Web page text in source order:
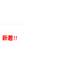
新着!!